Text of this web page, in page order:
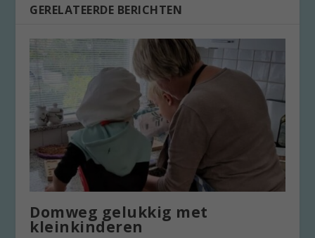
GERELATEERDE BERICHTEN
Domweg gelukkig met
kleinkinderen